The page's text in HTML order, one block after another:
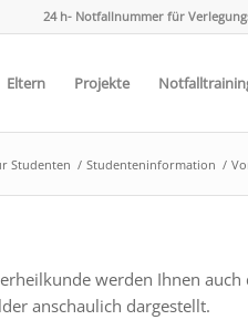
24 h- Notfallnummer für
Eltern Projekte
Studenten / Studenteninformation /
werden Ihnen auch
anschaulich dargestellt.